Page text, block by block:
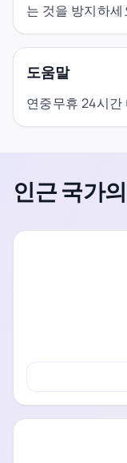
는 것을 방지하세
도움말
연중무휴 24시간
인근 국가